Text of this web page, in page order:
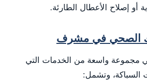
أو إصلاح الأعطال الطارئة.
الصحي في مشرف
مجموعة واسعة من الخدمات التي
السباكة، وتشمل: